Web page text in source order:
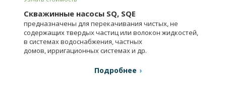
Скважинные насосы SQ, SQE
предназначены для перекачивания чистых, не
содержащих твердых частиц или волокон жидкостей,
в системах водоснабжения, частных
домов, ирригационных системах и др.
Подробнее